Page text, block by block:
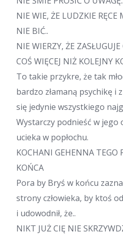
NIE WIE, ŻE LUDZKIE RĘCE
NIE BIĆ..
NIE WIERZY, ŻE
COŚ WIĘCEJ NIŻ KOLEJNY
To takie przykre, że tak
bardzo złamaną psychikę i
się jedynie wszystkiego
Wystarczy podnieść w jego
ucieka w popłochu.
KOCHANI GEHENNA TEGO
KOŃCA
Pora by Bryś w końcu
strony człowieka, by ktoś
i udowodnił, że..
NIKT JUŻ CIĘ NIE